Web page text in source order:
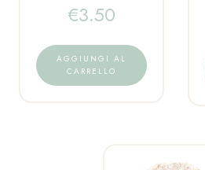
€3.50
AGGIUNGI AL
CARRELLO